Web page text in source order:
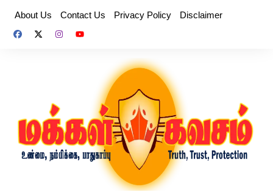
content
About Us Contact Us Privacy Policy Disclaimer